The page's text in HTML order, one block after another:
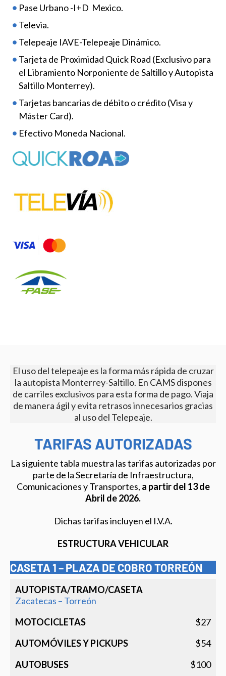
Pase Urbano -I+D Mexico.
Televia.
Telepeaje IAVE-Telepeaje Dinámico.
Tarjeta de Proximidad Quick Road (Exclusivo para
el Libramiento Norponiente de Saltillo y Autopista
Saltillo Monterrey).
Tarjetas bancarias de débito o crédito (Visa y
Máster Card).
Efectivo Moneda Nacional.
El uso del telepeaje es la forma más rápida de cruzar
la autopista Monterrey-Saltillo. En CAMS dispones
de carriles exclusivos para esta forma de pago. Viaja
de manera ágil y evita retrasos innecesarios gracias
al uso del Telepeaje.
TARIFAS AUTORIZADAS
La siguiente tabla muestra las tarifas autorizadas por
parte de la Secretaría de Infraestructura,
Comunicaciones y Transportes, a partir del 13 de
Abril de 2026.
Dichas tarifas incluyen el I.V.A.
ESTRUCTURA VEHICULAR
CASETA 1 – PLAZA DE COBRO TORREÓN
Autopista/Tramo/Caseta Motocicletas
Zacatecas – Torreón
$27
$54
$100